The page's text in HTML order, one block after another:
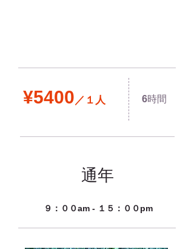
¥5400／１人 6時間
通年
９：００am - １５：００pm